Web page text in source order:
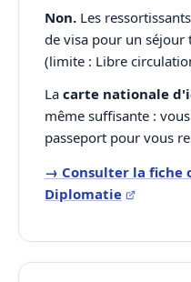
Non. Les
de visa pour un séjour
(limite : Libre
La carte nationale
même suffisante :
passeport pour vous
→ Consulter la fiche
Diplomatie